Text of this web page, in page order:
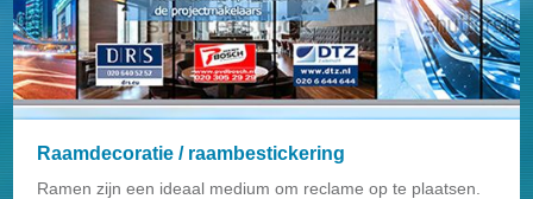
Raamdecoratie / raambestickering
Ramen zijn een ideaal medium om reclame op te plaatsen.